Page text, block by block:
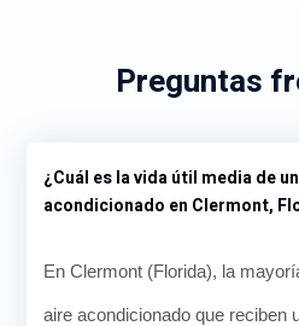
Preguntas
¿Cuál es la vida útil media de
acondicionado en Clermont,
En Clermont (Florida), la
aire acondicionado que reciben